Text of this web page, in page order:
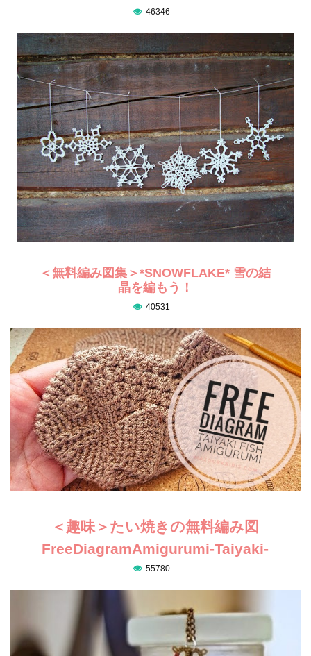
46346
＜無料編み図集＞*SNOWFLAKE* 雪の結
晶を編もう！
40531
＜趣味＞たい焼きの無料編み図
FreeDiagramAmigurumi-Taiyaki-
55780